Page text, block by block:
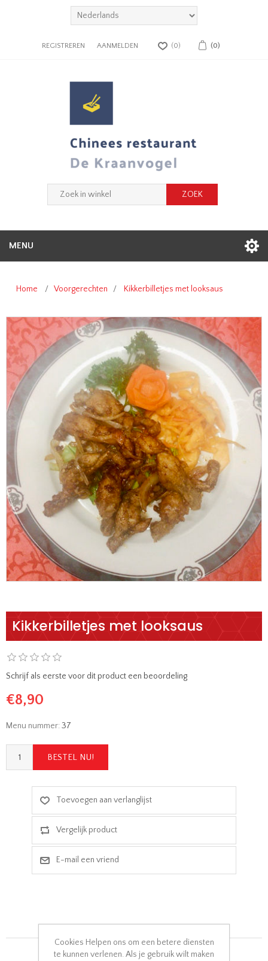
REGISTREREN AANMELDEN (0) (0)
MENU
Home / Voorgerechten / Kikkerbilletjes met looksaus
Kikkerbilletjes met looksaus
Schrijf als eerste voor dit product een beoordeling
€8,90
Menu nummer: 37
Cookies Helpen ons om een betere diensten
te kunnen verlenen. Als je gebruik wilt maken